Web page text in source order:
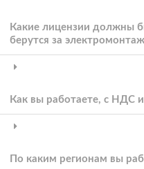
Какие лицензии должны
берутся за
Как вы работаете, с НДС
По каким регионам вы